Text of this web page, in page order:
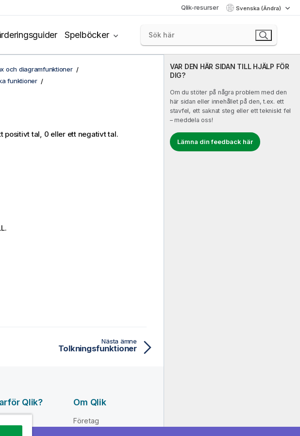
Qlik-resurser Svenska (Ändra)
Spelböcker
VAR DEN HÄR SIDAN TILL HJÄLP FÖR
DIG?
Om du stöter på några problem med den
här sidan eller innehållet på den, t.ex. ett
stavfel, ett saknat steg eller ett tekniskt fel
– meddela oss!
Lämna din feedback här
och diagramfunktioner
funktioner
positivt tal, 0 eller ett negativt tal.
.
Nästa ämne
Tolkningsfunktioner
Qlik? Om Qlik
Företag